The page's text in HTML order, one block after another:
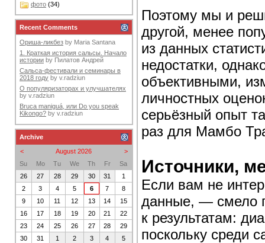
Поэтому мы и
другой, менее
из данных
недостатки,
объективными,
личностных
серьёзный опыт
раз для Мамбо
Источники,
Если вам не
данные, — смело
к результатам:
поскольку среди
фото (34)
Recent Comments
Ориша-ликбез by Maria Santana
1. Краткая история сальсы. Начало
истории by Пилатов Андрей
Сальса-фестивали и семинары в
2018 году by v.radziun
О популяризаторах и улучшателях
by v.radziun
Bruca maniguá, или Do you speak
Kikongo? by v.radziun
Archive
<
>
August 2026
Su
Mo Tu We Th Fr
Sa
26
27 28 29 30 31
1
2
3 4 5 6 7
8
9
10 11 12 13 14
15
16
17 18 19 20 21
22
23
24 25 26 27 28
29
30
31 1 2 3 4 5